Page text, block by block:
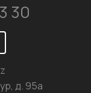
30
д. 95а